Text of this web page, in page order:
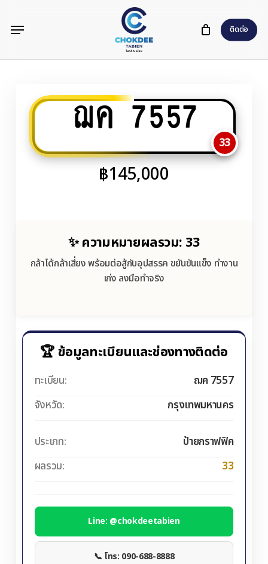
content
ติดต่อ
Menu
ฌค 7557
33
฿145,000
✨ ความหมายผลรวม: 33
กล้าได้กล้าเสี่ยง พร้อมต่อสู้กับอุปสรรค ขยันขันแข็ง ทำงาน
เก่ง ลงมือทำจริง
🏆 ข้อมูลทะเบียนและช่องทางติดต่อ
ทะเบียน:
ฌค 7557
จังหวัด:
กรุงเทพมหานคร
ประเภท:
ป้ายกราฟฟิค
ผลรวม:
33
Line: @chokdeetabien
📞 โทร: 090-688-8888